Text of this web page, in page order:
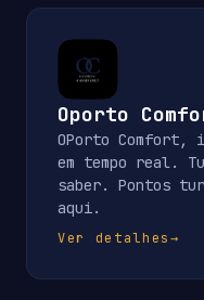
Oporto
OPorto Comfort,
em tempo real.
saber. Pontos
aqui.
Ver detalhes→